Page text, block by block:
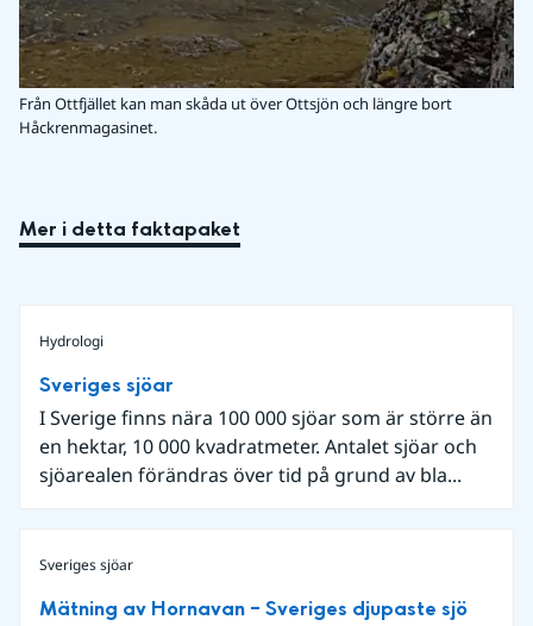
Från Ottfjället kan man skåda ut över Ottsjön och längre bort
Håckrenmagasinet.
Mer i detta faktapaket
Hydrologi
Sveriges sjöar
I Sverige finns nära 100 000 sjöar som är större än
en hektar, 10 000 kvadratmeter. Antalet sjöar och
sjöarealen förändras över tid på grund av bla...
Sveriges sjöar
Mätning av Hornavan – Sveriges djupaste sjö